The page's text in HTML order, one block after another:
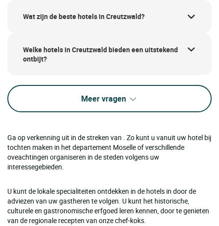
Wat zijn de beste hotels in Creutzwald?
Welke hotels in Creutzwald bieden een uitstekend
ontbijt?
Meer vragen
Ga op verkenning uit in de streken van . Zo kunt u vanuit uw hotel bij
tochten maken in het departement Moselle of verschillende
oveachtingen organiseren in de steden volgens uw
interessegebieden.
U kunt de lokale specialiteiten ontdekken in de hotels in door de
adviezen van uw gastheren te volgen. U kunt het historische,
culturele en gastronomische erfgoed leren kennen, door te genieten
van de regionale recepten van onze chef-koks.